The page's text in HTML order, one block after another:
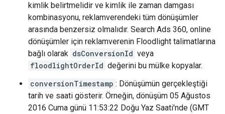
kimlik belirtmelidir ve kimlik ile zaman damgası
kombinasyonu, reklamverendeki tüm dönüşümler
arasında benzersiz olmalıdır. Search Ads 360, online
dönüşümler için reklamverenin Floodlight talimatlarına
bağlı olarak dsConversionId veya
floodlightOrderId değerini bu mülke kopyalar.
conversionTimestamp : Dönüşümün gerçekleştiği
tarih ve saati gösterir. Örneğin, dönüşüm 05 Ağustos
2016 Cuma günü 11:53:22 Doğu Yaz Saati'nde (GMT